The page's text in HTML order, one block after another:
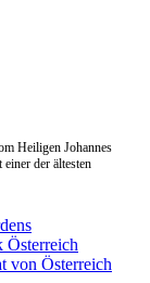
Heiligen Johannes
der ältesten
Österreich
von Österreich